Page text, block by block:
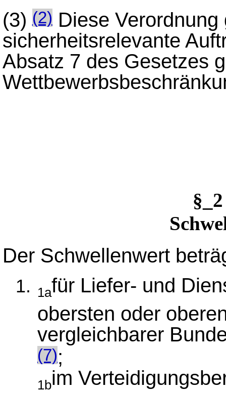
(3)(2) Diese
sicherheitsrelevante
Absatz 7 des Gesetzes
Der Schwellenwert
1afür Liefer- und
obersten oder
vergleichbarer
(7);
1bim